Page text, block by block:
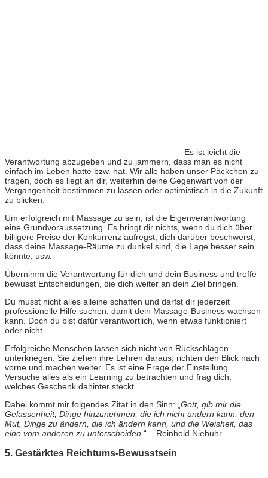
Es ist leicht die
Verantwortung abzugeben und zu jammern, dass man es nicht
einfach im Leben hatte bzw. hat. Wir alle haben unser Päckchen zu
tragen, doch es liegt an dir, weiterhin deine Gegenwart von der
Vergangenheit bestimmen zu lassen oder optimistisch in die Zukunft
zu blicken.
Um erfolgreich mit Massage zu sein, ist die Eigenverantwortung
eine Grundvoraussetzung. Es bringt dir nichts, wenn du dich über
billigere Preise der Konkurrenz aufregst, dich darüber beschwerst,
dass deine Massage-Räume zu dunkel sind, die Lage besser sein
könnte, usw.
Übernimm die Verantwortung für dich und dein Business und treffe
bewusst Entscheidungen, die dich weiter an dein Ziel bringen.
Du musst nicht alles alleine schaffen und darfst dir jederzeit
professionelle Hilfe suchen, damit dein Massage-Business wachsen
kann. Doch du bist dafür verantwortlich, wenn etwas funktioniert
oder nicht.
Erfolgreiche Menschen lassen sich nicht von Rückschlägen
unterkriegen. Sie ziehen ihre Lehren daraus, richten den Blick nach
vorne und machen weiter. Es ist eine Frage der Einstellung.
Versuche alles als ein Learning zu betrachten und frag dich,
welches Geschenk dahinter steckt.
Dabei kommt mir folgendes Zitat in den Sinn: „ Gott, gib mir die
Gelassenheit, Dinge hinzunehmen, die ich nicht ändern kann, den
Mut, Dinge zu ändern, die ich ändern kann, und die Weisheit, das
eine vom anderen zu unterscheiden. “ – Reinhold Niebuhr
5. Gestärktes Reichtums-Bewusstsein